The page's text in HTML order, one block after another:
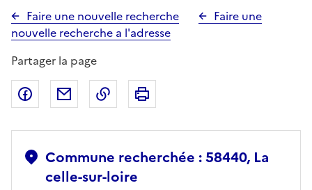
Faire une nouvelle recherche
Faire une
nouvelle recherche a l'adresse
Partager la page
Partager sur Facebook
Partager par emailCopier dans le presse-papier
Commune recherchée : 58440, La
celle-sur-loire